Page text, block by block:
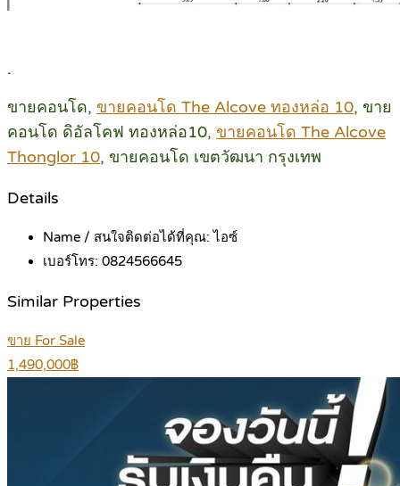
.
ขายคอนโด, ขายคอนโด The Alcove ทองหล่อ 10, ขาย
คอนโด ดิอัลโคฟ ทองหล่อ10, ขายคอนโด The Alcove
Thonglor 10, ขายคอนโด เขตวัฒนา กรุงเทพ
Details
Name / สนใจติดต่อได้ที่คุณ:ไอซ์
เบอร์โทร: 0824566645
Similar Properties
ขาย For Sale
1,490,000฿